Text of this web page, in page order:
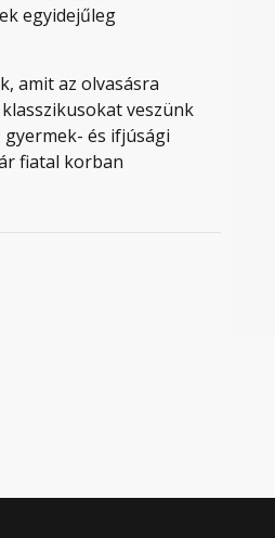
egyidejűleg
amit az olvasásra
veszünk
és ifjúsági
fiatal korban